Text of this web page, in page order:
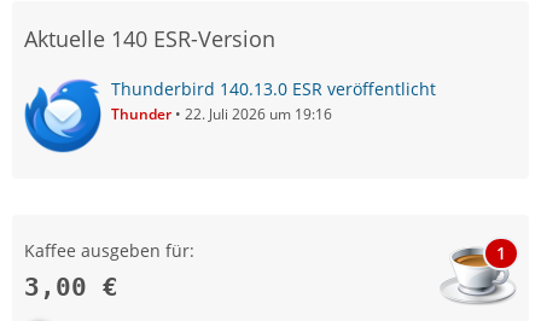
Aktuelle 140 ESR-Version
Thunderbird 140.13.0 ESR veröffentlicht
Thunder 22. Juli 2026 um 19:16
Kaffee ausgeben für:
3,00 €
1